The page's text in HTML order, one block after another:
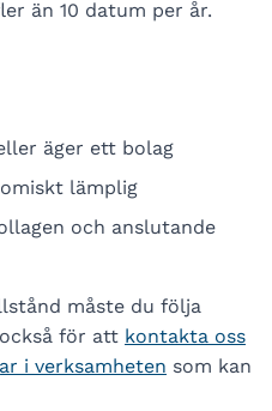
än 10 datum per år.
äger ett bolag
lämplig
och anslutande
måste du följa
för att kontakta oss
i verksamheten som kan